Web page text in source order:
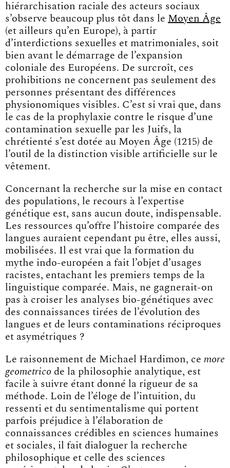
hiérarchisation raciale des acteurs sociaux
s’observe beaucoup plus tôt dans le Moyen Âge
(et ailleurs qu’en Europe), à partir
d’interdictions sexuelles et matrimoniales, soit
bien avant le démarrage de l’expansion
coloniale des Européens. De surcroît, ces
prohibitions ne concernent pas seulement des
personnes présentant des différences
physionomiques visibles. C’est si vrai que, dans
le cas de la prophylaxie contre le risque d’une
contamination sexuelle par les Juifs, la
chrétienté s’est dotée au Moyen Âge (1215) de
l’outil de la distinction visible artificielle sur le
vêtement.
Concernant la recherche sur la mise en contact
des populations, le recours à l’expertise
génétique est, sans aucun doute, indispensable.
Les ressources qu’offre l’histoire comparée des
langues auraient cependant pu être, elles aussi,
mobilisées. Il est vrai que la formation du
mythe indo-européen a fait l’objet d’usages
racistes, entachant les premiers temps de la
linguistique comparée. Mais, ne gagnerait-on
pas à croiser les analyses bio-génétiques avec
des connaissances tirées de l’évolution des
langues et de leurs contaminations réciproques
et asymétriques ?
Le raisonnement de Michael Hardimon, ce more
geometrico de la philosophie analytique, est
facile à suivre étant donné la rigueur de sa
méthode. Loin de l’éloge de l’intuition, du
ressenti et du sentimentalisme qui portent
parfois préjudice à l’élaboration de
connaissances crédibles en sciences humaines
et sociales, il fait dialoguer la recherche
philosophique et celle des sciences